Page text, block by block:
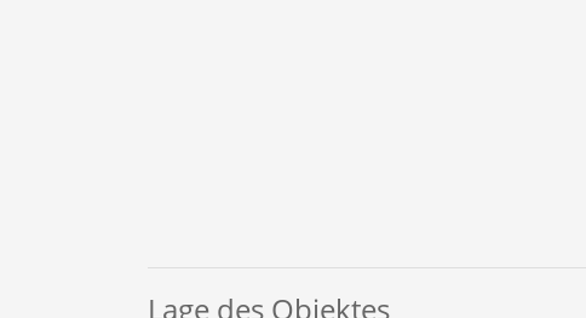
Lage des Objektes